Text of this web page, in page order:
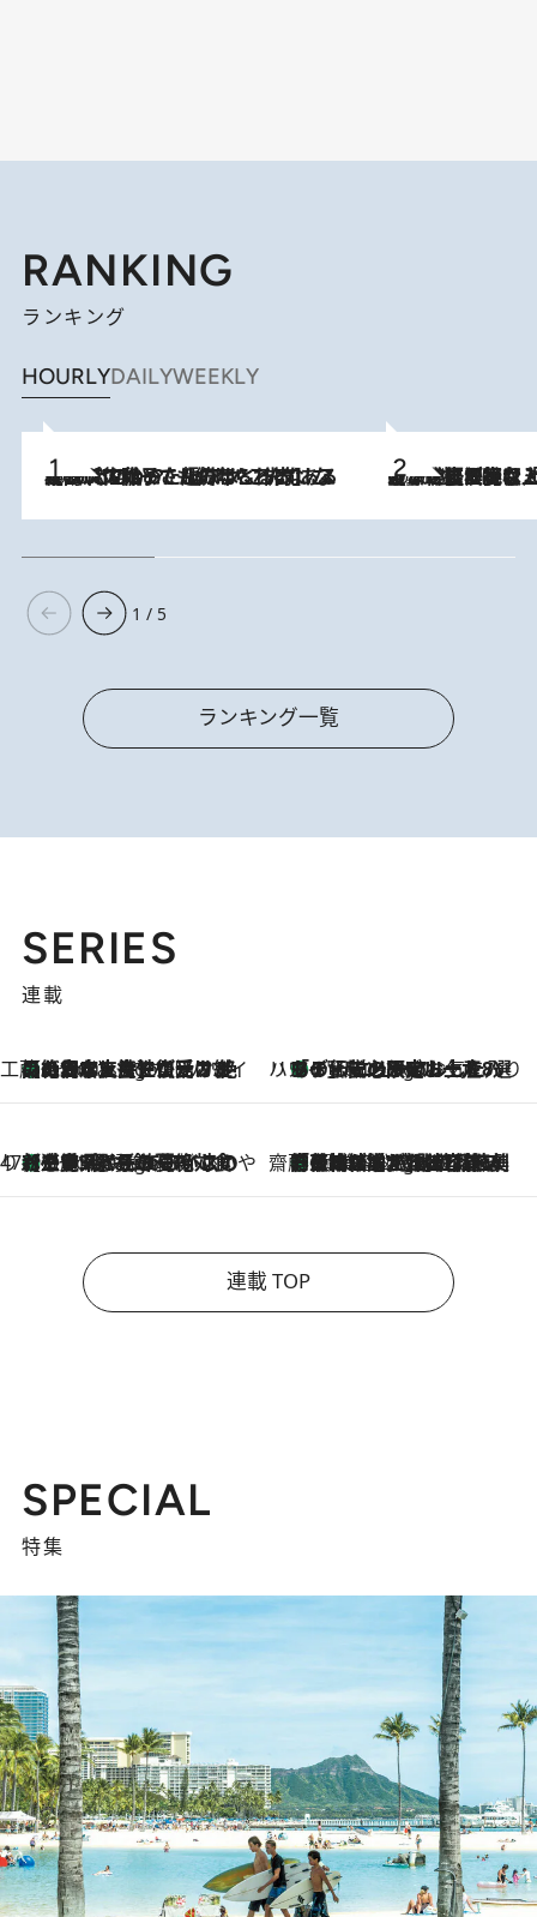
RANKING
ランキング
HOURLYDAILYWEEKLY
2026.8.5
【阿川佐和子さんの年とる力】なぜ70代で始めた趣味は“こんなに楽しい”のか？ ピアノ、俳句…スランプに陥っても続けられる“ある秘訣”とは 2026.8.5
【なぜ吉沢亮は「気配を消せる」のか？】興行収入208億の『国宝』を経て挑むミュージカル『ディア・エヴァン・ハンセン』。トップ俳優が舞台上でさらけ出した“孤独”とは
1 / 5
ランキング一覧
SERIES
連載
工藤まやのおもてなしハワイ
5 Hours Ago
【ハワイ土産】ローカルの絶大な支持で復活！ 絶品の幻クッキー《元ファンの日本人女性が受け継いだ名店》 ハワイ賢者 リサのお気に入りリスト5 Hours Ago
あの伝説の限定トートも！ リニューアルした「ディーン＆デルーカ ハワイ」で必須のお土産8選
47都道府県の手みやげ ひんやりスイーツで夏を満喫
5 Hours Ago
【三重県】この夏絶対食べたい 冷やしておいしいおやつ3選 お餅×アイスの新感覚スイーツ 齋藤 薫 美容脳ルネサンス
5 Hours Ago
「荷物が増えるほど旅ストレスは増す」美容ジャーナリストがたどり着いた最終結論。“化粧品を劇的に減らす”感動の凝縮美容とは
連載 TOP
SPECIAL
特集